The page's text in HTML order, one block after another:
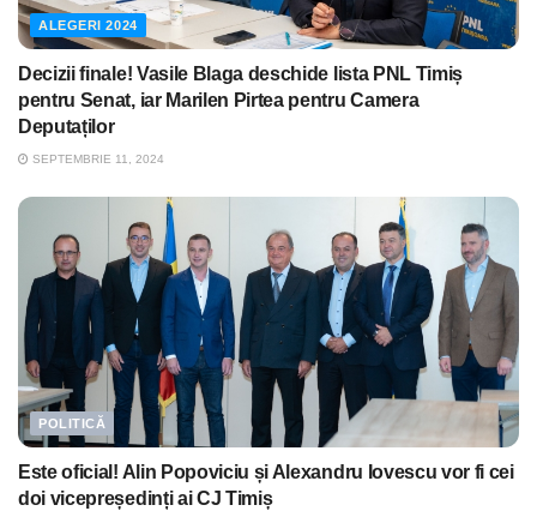
ALEGERI 2024
Decizii finale! Vasile Blaga deschide lista PNL Timiș
pentru Senat, iar Marilen Pirtea pentru Camera
Deputaților
SEPTEMBRIE 11, 2024
POLITICĂ
Este oficial! Alin Popoviciu și Alexandru Iovescu vor fi cei
doi vicepreședinți ai CJ Timiș